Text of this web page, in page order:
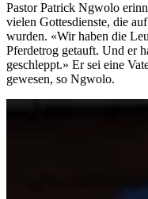
Pastor Patrick Ngwolo
vielen Gottesdienste, die
wurden. «Wir haben die
Pferdetrog getauft. Und er
geschleppt.» Er sei eine
gewesen, so Ngwolo.